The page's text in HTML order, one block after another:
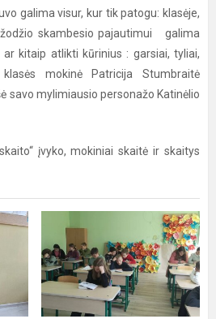
galima visur, kur tik patogu: klasėje,
skambesio pajautimui galima
kitaip atlikti kūrinius : garsiai, tyliai,
mokinė Patricija Stumbraitė
savo mylimiausio personažo Katinėlio
įvyko, mokiniai skaitė ir skaitys